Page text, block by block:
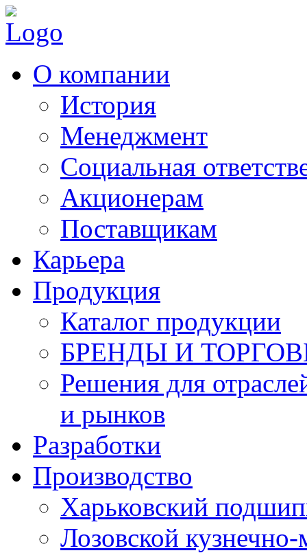
О компании
История
Менеджмент
Социальная
Акционерам
Поставщикам
Карьера
Продукция
Каталог продукции
БРЕНДЫ И
Решения для
и рынков
Разработки
Производство
Харьковский
Лозовской